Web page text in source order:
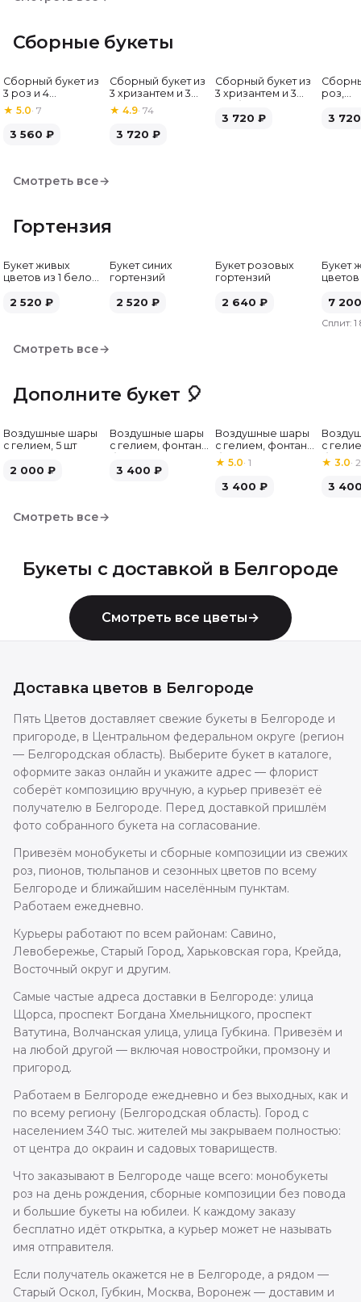
Сборные букеты
Сборный букет из
3 роз и 4
альстромерий
★ 5.0· 7
3 560 ₽
Хит
Сборный букет из
3 хризантем и 3
альстромерий
★ 4.9· 74
3 720 ₽
Сборный букет из
3 хризантем и 3
3 720 ₽
роз,
3 720
Смотреть все→
Гортензия
Букет живых
цветов из 1 белой
2 520 ₽
Букет синих
гортензий
2 520 ₽
Букет розовых
гортензий
2 640 ₽
Букет
7 200
Сплит: 1
Смотреть все→
Дополните букет 🎈
Воздушные шары
с гелием, 5 шт
2 000 ₽
Воздушные шары
с гелием, фонтан,
шт
3 400 ₽
Воздушные шары
с гелием, фонтан,
бело-розовые, 7
шт
★5.0·1
3 400 ₽
с
бело-
★ 3.0· 2
3
Смотреть все→
Букеты с доставкой в Белгороде
Смотреть все цветы→
Доставка цветов в Белгороде
Пять Цветов доставляет свежие букеты в Белгороде и
пригороде, в Центральном федеральном округе (регион
— Белгородская область). Выберите букет в каталоге,
оформите заказ онлайн и укажите адрес — флорист
соберёт композицию вручную, а курьер привезёт её
получателю в Белгороде. Перед доставкой пришлём
фото собранного букета на согласование.
Привезём монобукеты и сборные композиции из свежих
роз, пионов, тюльпанов и сезонных цветов по всему
Белгороде и ближайшим населённым пунктам.
Работаем ежедневно.
Курьеры работают по всем районам: Савино,
Левобережье, Старый Город, Харьковская гора, Крейда,
Восточный округ и другим.
Самые частые адреса доставки в Белгороде: улица
Щорса, проспект Богдана Хмельницкого, проспект
Ватутина, Волчанская улица, улица Губкина. Привезём и
на любой другой — включая новостройки, промзону и
пригород.
Работаем в Белгороде ежедневно и без выходных, как и
по всему региону (Белгородская область). Город с
населением 340 тыс. жителей мы закрываем полностью:
от центра до окраин и садовых товариществ.
Что заказывают в Белгороде чаще всего: монобукеты
роз на день рождения, сборные композиции без повода
и большие букеты на юбилеи. К каждому заказу
бесплатно идёт открытка, а курьер может не называть
имя отправителя.
Если получатель окажется не в Белгороде, а рядом —
Старый Оскол, Губкин, Москва, Воронеж — доставим и